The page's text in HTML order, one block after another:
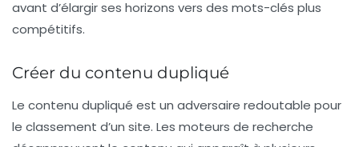
avant d’élargir ses horizons vers des mots-clés plus
compétitifs.
Créer du contenu dupliqué
Le contenu dupliqué est un adversaire redoutable pour
le classement d’un site. Les moteurs de recherche